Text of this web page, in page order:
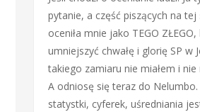
pytanie, a część piszących na tej
oceniła mnie jako TEGO
umniejszyć chwałę i glorię SP w
takiego zamiaru nie miałem i nie
A odniosę się teraz do Nelumbo.
statystki, cyferek, uśredniania